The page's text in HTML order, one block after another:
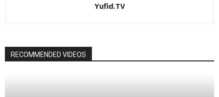
Yufid.TV
RECOMMENDED VIDEOS